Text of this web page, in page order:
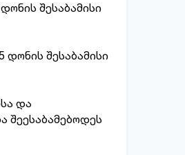
შესაბამისი
შესაბამისი
და
შეესაბამებოდეს